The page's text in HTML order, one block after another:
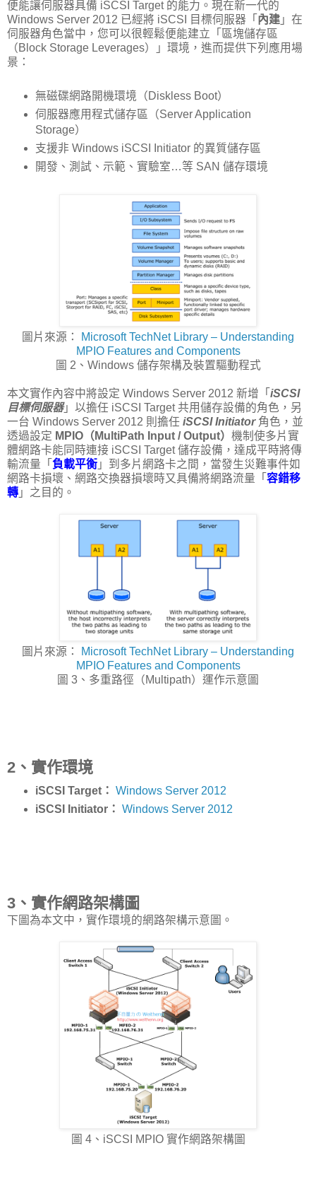
便能讓伺服器具備 iSCSI Target 的能力。現在新一代的
Windows Server 2012 已經將 iSCSI 目標伺服器「 內建 」在
伺服器角色當中，您可以很輕鬆便能建立「區塊儲存區
（Block Storage Leverages）」環境，進而提供下列應用場
景：
無磁碟網路開機環境（Diskless Boot）
伺服器應用程式儲存區（Server Application
Storage）
支援非 Windows iSCSI Initiator 的異質儲存區
開發、測試、示範、實驗室…等 SAN 儲存環境
圖片來源：
Microsoft TechNet Library – Understanding
MPIO Features and Components
圖 2、Windows 儲存架構及裝置驅動程式
本文實作內容中將設定 Windows Server 2012 新增「 iSCSI
目標伺服器」以擔任 iSCSI Target 共用儲存設備的角色，另
一台 Windows Server 2012 則擔任 iSCSI Initiator角色，並
透過設定 MPIO（MultiPath Input / Output） 機制使多片實
體網路卡能同時連接 iSCSI Target 儲存設備，達成平時將傳
輸流量「 負載平衡 」到多片網路卡之間，當發生災難事件如
網路卡損壞、網路交換器損壞時又具備將網路流量「 容錯移
轉 」之目的。
圖片來源：
Microsoft TechNet Library – Understanding
MPIO Features and Components
圖 3、多重路徑（Multipath）運作示意圖
2、實作環境
iSCSI Target： Windows Server 2012
iSCSI Initiator： Windows Server 2012
3、實作網路架構圖
下圖為本文中，實作環境的網路架構示意圖。
圖 4、iSCSI MPIO 實作網路架構圖